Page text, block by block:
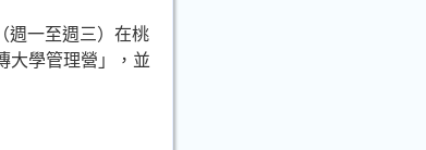
週一至週三）在桃
大學管理營」，並